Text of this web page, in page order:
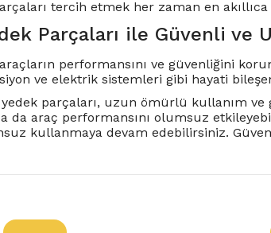
tercih etmek her zaman en
Parçaları ile Güvenli ve
performansını ve güvenliğini
ve elektrik sistemleri gibi hayati
parçaları, uzun ömürlü kullanım
da araç performansını olumsuz
kullanmaya devam edebilirsiniz.